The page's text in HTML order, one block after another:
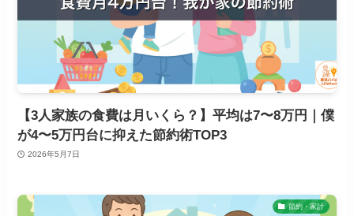
【3人家族の食費は月いくら？】平均は7〜8万円｜僕
が4〜5万円台に抑えた節約術TOP3
2026年5月7日
節約・家計